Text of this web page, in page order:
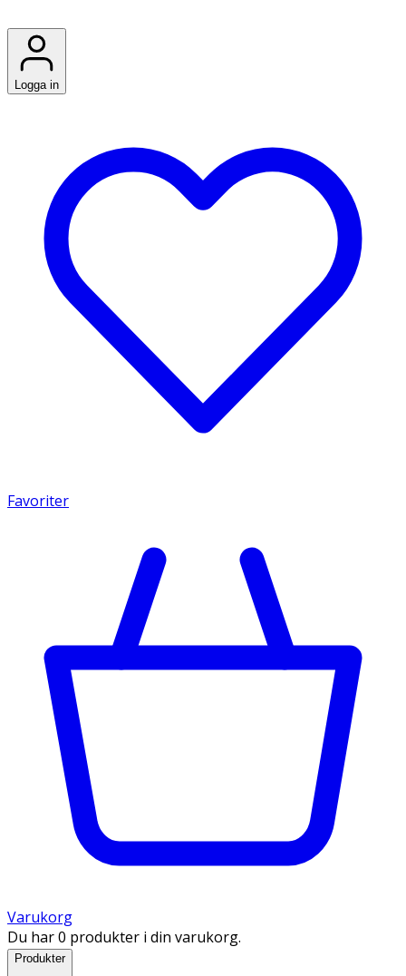
Logga in
Favoriter
Varukorg
Du har 0 produkter i din varukorg.
Produkter